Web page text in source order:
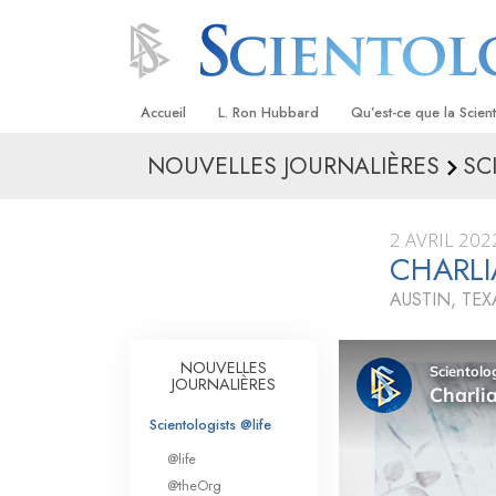
Accueil L. Ron Hubbard Qu’est-ce que la
Croyances et pratiques
Les scientologues et
Rencontrez un
À l’intérieur d’une
Les principes de
Scientologie
La Dianétique : Une
NOUVELLES JOURNALIÈRES
2 AVRIL
AUSTIN,
NOUVELLES
JOURNALIÈRES
Scientologists @life
@life
@theOrg